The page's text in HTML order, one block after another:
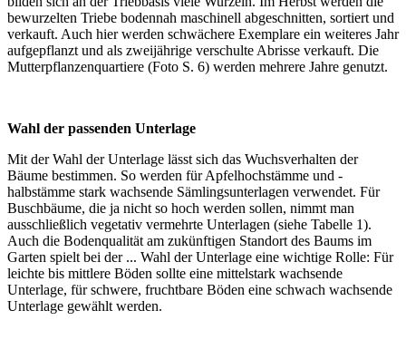
bewurzelten Triebe bodennah maschinell abgeschnitten, sortiert und
verkauft. Auch hier werden schwächere Exemplare ein weiteres Jahr
aufgepflanzt und als zweijährige verschulte Abrisse verkauft. Die
Mutterpflanzenquartiere (Foto S. 6) werden mehrere Jahre genutzt.
Wahl der passenden Unterlage
Mit der Wahl der Unterlage lässt sich das Wuchsverhalten der
Bäume bestimmen. So werden für Apfelhochstämme und -
halbstämme stark wachsende Sämlingsunterlagen verwendet. Für
Buschbäume, die ja nicht so hoch werden sollen, nimmt man
ausschließlich vegetativ vermehrte Unterlagen (siehe Tabelle 1).
Auch die Bodenqualität am zukünftigen Standort des Baums im
Garten spielt bei der ... Wahl der Unterlage eine wichtige Rolle: Für
leichte bis mittlere Böden sollte eine mittelstark wachsende
Unterlage, für schwere, fruchtbare Böden eine schwach wachsende
Unterlage gewählt werden.